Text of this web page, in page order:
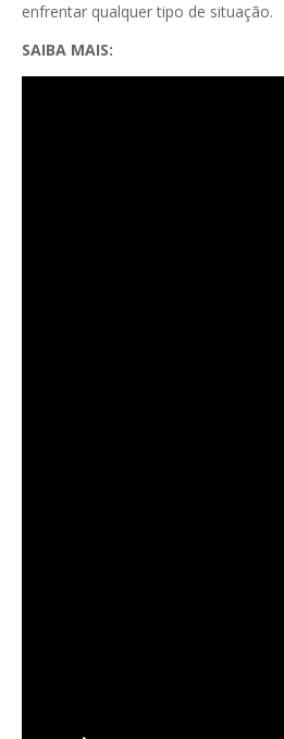
enfrentar qualquer tipo de situação.
SAIBA MAIS: